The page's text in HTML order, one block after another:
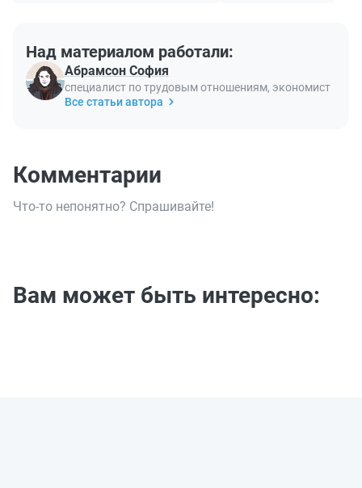
Над материалом работали:
Абрамсон София
специалист по трудовым отношениям, экономист
Все статьи автора
Комментарии
Что-то непонятно? Спрашивайте!
Вам может быть интересно: